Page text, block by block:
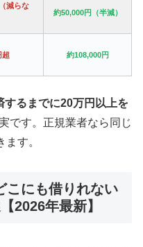
減らな
約50,000円（半減）
超 約108,000円
るまでに20万円以上を
です。正規業者なら同じ
す。
こにも借りれない
2026年最新】